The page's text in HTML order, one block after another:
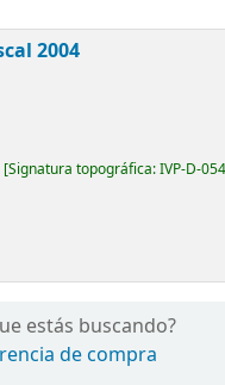
2004
Signatura topográfica:IVP-D-
estás buscando?
de compra